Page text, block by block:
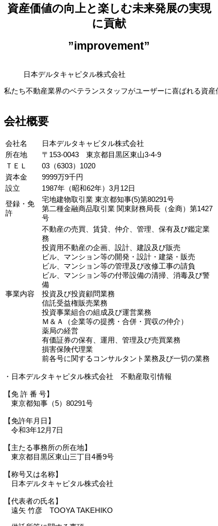
資産価値の向上と楽しむ未来発展の実現
に貢献
”improvement”
日本デルタキャピタル株式会社
私たち不動産業界のベテランスタッフがユーザーに喜ばれる資
会社概要
会社名
日本デルタキャピタル株式会社
所在地
〒153-0043 東京都目黒区東山3-4-9
ＴＥＬ
03（6303）1020
資本金
9999万9千円
設立
1987年（昭和62年）3月12日
登録・免
許
宅地建物取引業 東京都知事(5)第80291号
第二種金融商品取引業 関東財務局長（金商）第1427
号
事業内容
不動産の売買、賃貸、仲介、管理、保有及び鑑定業
務
投資用不動産の企画、設計、建設及び販売
ビル、マンション等の開発・設計・建築・販売
ビル、マンション等の管理及び改修工事の請負
ビル、マンション等の付帯設備の清掃、消毒及び警
備
投資及び投資顧問業務
信託受益権販売業務
投資事業組合の組成及び運営業務
Ｍ＆Ａ（企業等の提携・合併・買収の仲介）
薬局の経営
有価証券の保有、運用、管理及び売買業務
損害保険代理業
前各号に関するコンサルタント業務及び一切の業務
・日本デルタキャピタル株式会社 不動産取引情報
【免 許 番 号】
東京都知事（5）80291号
【免許年月日】
令和3年12月7日
【主たる事務所の所在地】
東京都目黒区東山三丁目4番9号
【称号又は名称】
日本デルタキャピタル株式会社
【代表者の氏名】
遠矢 竹彦 TOOYA TAKEHIKO